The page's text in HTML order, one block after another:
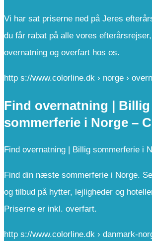
Vi har sat priserne ned på Jeres
du får rabat på alle vores
overnatning og overfart hos os.
http s://www.colorline.dk › norge ›
Find overnatning | Billig
sommerferie i Norge –
Find overnatning | Billig sommerferie i
Find din næste sommerferie i Norge.
og tilbud på hytter, lejligheder og
Priserne er inkl. overfart.
http s://www.colorline.dk › danmark-